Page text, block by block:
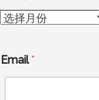
归
Email*